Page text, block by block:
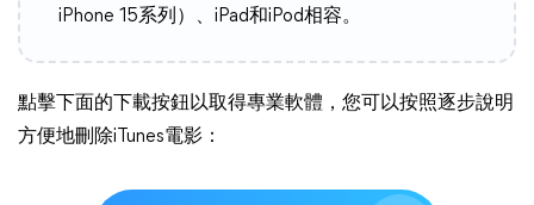
iPhone 15系列）、iPad和iPod相容。
點擊下面的下載按鈕以取得專業軟體，您可以按照逐步說明
方便地刪除iTunes電影：